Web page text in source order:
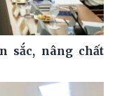
sắc, nâng chất